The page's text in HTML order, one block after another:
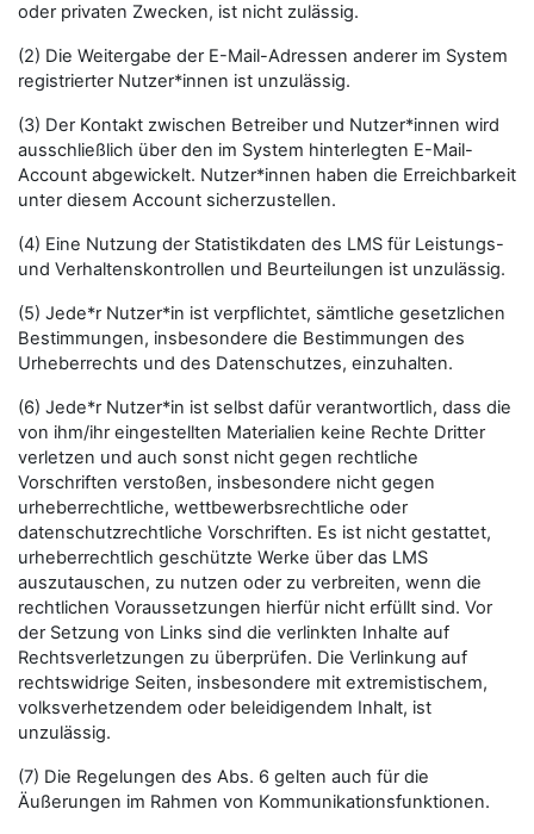
oder privaten Zwecken, ist nicht zulässig.
(2) Die Weitergabe der E-Mail-Adressen anderer im System
registrierter Nutzer*innen ist unzulässig.
(3) Der Kontakt zwischen Betreiber und Nutzer*innen wird
ausschließlich über den im System hinterlegten E-Mail-
Account abgewickelt. Nutzer*innen haben die Erreichbarkeit
unter diesem Account sicherzustellen.
(4) Eine Nutzung der Statistikdaten des LMS für Leistungs-
und Verhaltenskontrollen und Beurteilungen ist unzulässig.
(5) Jede*r Nutzer*in ist verpflichtet, sämtliche gesetzlichen
Bestimmungen, insbesondere die Bestimmungen des
Urheberrechts und des Datenschutzes, einzuhalten.
(6) Jede*r Nutzer*in ist selbst dafür verantwortlich, dass die
von ihm/ihr eingestellten Materialien keine Rechte Dritter
verletzen und auch sonst nicht gegen rechtliche
Vorschriften verstoßen, insbesondere nicht gegen
urheberrechtliche, wettbewerbsrechtliche oder
datenschutzrechtliche Vorschriften. Es ist nicht gestattet,
urheberrechtlich geschützte Werke über das LMS
auszutauschen, zu nutzen oder zu verbreiten, wenn die
rechtlichen Voraussetzungen hierfür nicht erfüllt sind. Vor
der Setzung von Links sind die verlinkten Inhalte auf
Rechtsverletzungen zu überprüfen. Die Verlinkung auf
rechtswidrige Seiten, insbesondere mit extremistischem,
volksverhetzendem oder beleidigendem Inhalt, ist
unzulässig.
(7) Die Regelungen des Abs. 6 gelten auch für die
Äußerungen im Rahmen von Kommunikationsfunktionen.